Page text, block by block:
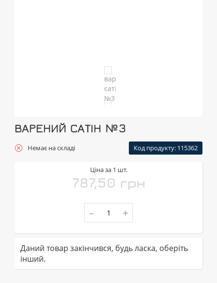
ВАРЕНИЙ САТІН №3
Немає на складі Код продукту: 115362
Ціна за 1 шт.
787,50 грн
- +
Даний товар закінчився, будь ласка, оберіть
інший.